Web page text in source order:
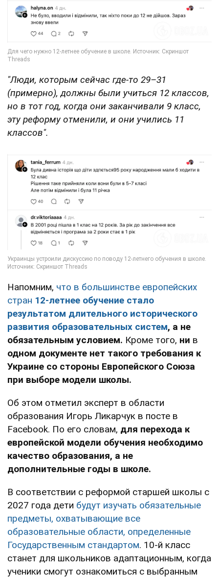
"Люди, которым сейчас где-то 29–31
(примерно), должны были учиться 12 классов,
но в тот год, когда они заканчивали 9 класс,
эту реформу отменили, и они учились 11
классов".
Напомним, что в большинстве европейских
стран 12-летнее обучение стало
результатом длительного исторического
развития образовательных систем, а не
обязательным условием. Кроме того, ни в
одном документе нет такого требования к
Украине со стороны Европейского Союза
при выборе модели школы.
Об этом отметил эксперт в области
образования Игорь Ликарчук в посте в
Facebook. По его словам, для перехода к
европейской модели обучения необходимо
качество образования, а не
дополнительные годы в школе.
В соответствии с реформой старшей школы с
2027 года дети будут изучать обязательные
предметы, охватывающие все
образовательные области, определенные
Государственным стандартом. 10-й класс
станет для школьников адаптационным, когда
ученики смогут ознакомиться с выбранным